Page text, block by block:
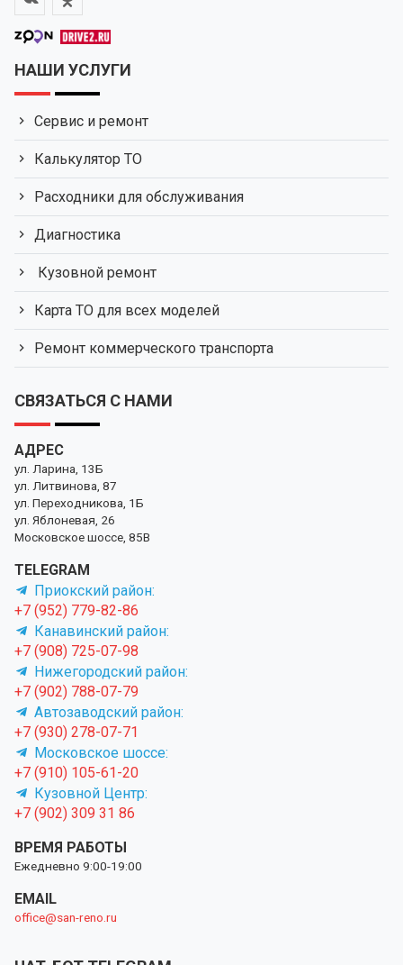
НАШИ УСЛУГИ
Сервис и ремонт
Калькулятор ТО
Расходники для обслуживания
Диагностика
Кузовной ремонт
Карта ТО для всех моделей
Ремонт коммерческого транспорта
СВЯЗАТЬСЯ С НАМИ
АДРЕС
ул. Ларина, 13Б
ул. Литвинова, 87
ул. Переходникова, 1Б
ул. Яблоневая, 26
Московское шоссе, 85В
TELEGRAM
Приокский район:
+7 (952) 779-82-86
Канавинский район:
+7 (908) 725-07-98
Нижегородский район:
+7 (902) 788-07-79
Автозаводский район:
+7 (930) 278-07-71
Московское шоссе:
+7 (910) 105-61-20
Кузовной Центр:
+7 (902) 309 31 86
ВРЕМЯ РАБОТЫ
Ежедневно 9:00-19:00
EMAIL
office@san-reno.ru